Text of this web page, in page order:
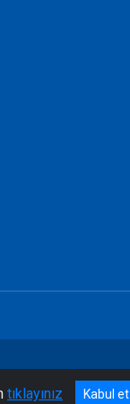
tıklayınız Kabul et